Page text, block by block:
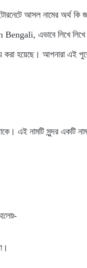
আসল নামের অর্থ
এভাবে লিখে লিখে যদি
করা হয়েছে। আপনারা এই
এই নামটি সুন্দর